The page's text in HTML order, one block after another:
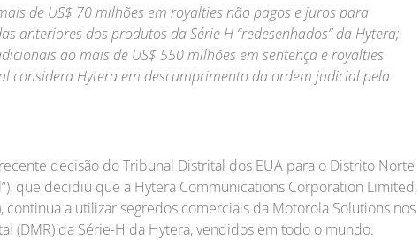
de US$ 70 milhões em royalties não pagos e juros para
anteriores dos produtos da Série H “redesenhados” da Hytera;
ao mais de US$ 550 milhões em sentença e royalties
considera Hytera em descumprimento da ordem judicial pela
decisão do Tribunal Distrital dos EUA para o Distrito Norte
que decidiu que a Hytera Communications Corporation Limited,
continua a utilizar segredos comerciais da Motorola Solutions nos
(DMR) da Série-H da Hytera, vendidos em todo o mundo.